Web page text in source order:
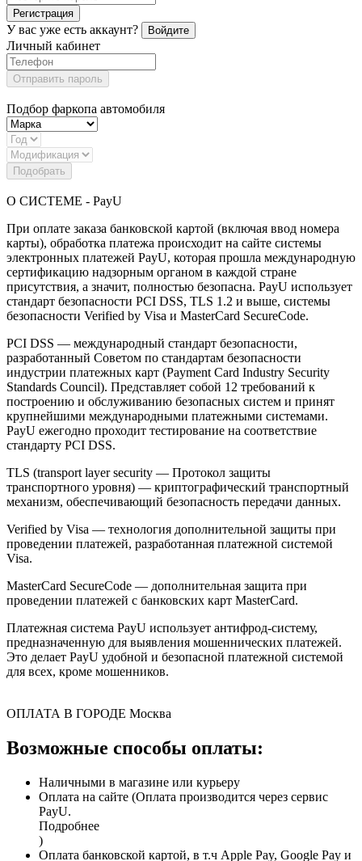
Регистрация
У вас уже есть аккаунт? Войдите
Личный кабинет
Отправить пароль
Подбор фаркопа автомобиля
Подобрать
О СИСТЕМЕ - PayU
При оплате заказа банковской картой (включая ввод номера
карты), обработка платежа происходит на сайте системы
электронных платежей PayU, которая прошла международную
сертификацию надзорным органом в каждой стране
присутствия, а значит, полностью безопасна. PayU использует
стандарт безопасности PCI DSS, TLS 1.2 и выше, системы
безопасности Verified by Visa и MasterCard SecureCode.
PCI DSS — международный стандарт безопасности,
разработанный Советом по стандартам безопасности
индустрии платежных карт (Payment Card Industry Security
Standards Council). Представляет собой 12 требований к
построению и обслуживанию безопасных систем и принят
крупнейшими международными платежными системами.
PayU ежегодно проходит тестирование на соответствие
стандарту PCI DSS.
TLS (transport layer security — Протокол защиты
транспортного уровня) — криптографический транспортный
механизм, обеспечивающий безопасность передачи данных.
Verified by Visa — технология дополнительной защиты при
проведении платежей, разработанная платежной системой
Visa.
MasterCard SecureCode — дополнительная защита при
проведении платежей с банковских карт MasterCard.
Платежная система PayU использует антифрод-систему,
предназначенную для выявления мошеннических платежей.
Это делает PayU удобной и безопасной платежной системой
для всех, кроме мошенников.
ОПЛАТА В ГОРОДЕ Москва
Возможные способы оплаты:
Наличными в магазине или курьеру
Оплата на сайте (Оплата производится через сервис
PayU.
Подробнее
)
Оплата банковской картой, в т.ч Apple Pay, Google Pay и